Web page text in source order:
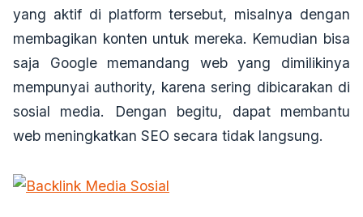
yang aktif di platform tersebut, misalnya dengan
membagikan konten untuk mereka. Kemudian bisa
saja Google memandang web yang dimilikinya
mempunyai authority, karena sering dibicarakan di
sosial media. Dengan begitu, dapat membantu
web meningkatkan SEO secara tidak langsung.